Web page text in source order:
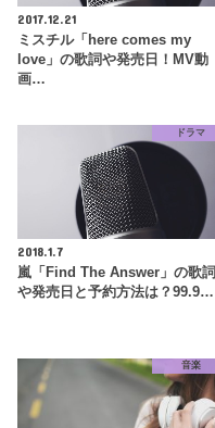
2017.12.21
ミスチル「here comes my
love」の歌詞や発売日！MV動
画…
ドラマ
2018.1.7
嵐「Find The Answer」の歌詞
や発売日と予約方法は？99.9…
音楽